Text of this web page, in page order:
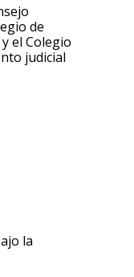
de
el Colegio
judicial
la